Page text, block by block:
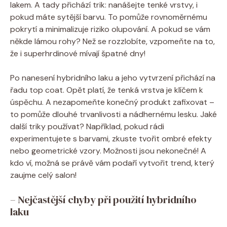
lakem. A tady přichází trik: nanášejte tenké vrstvy, i
pokud máte sytější barvu. To pomůže rovnoměrnému
pokrytí a minimalizuje riziko olupování. A pokud se vám
někde lámou rohy? Než se rozzlobíte, vzpomeňte na to,
že i superhrdinové mívají špatné dny!
Po nanesení hybridního laku a jeho vytvrzení přichází na
řadu top coat. Opět platí, že tenká vrstva je klíčem k
úspěchu. A nezapomeňte konečný produkt zafixovat –
to pomůže dlouhé trvanlivosti a nádhernému lesku. Jaké
další triky používat? Například, pokud rádi
experimentujete s barvami, zkuste tvořit ombré efekty
nebo geometrické vzory. Možnosti jsou nekonečné! A
kdo ví, možná se právě vám podaří vytvořit trend, který
zaujme celý salon!
– Nejčastější chyby při použití hybridního
laku